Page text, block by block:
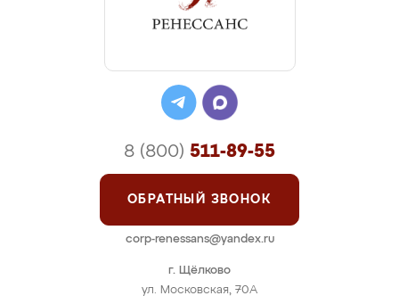
г. Щёлково
ул. Московская, 70А
8 (800) 511-89-55
ОБРАТНЫЙ ЗВОНОК
corp-renessans@yandex.ru